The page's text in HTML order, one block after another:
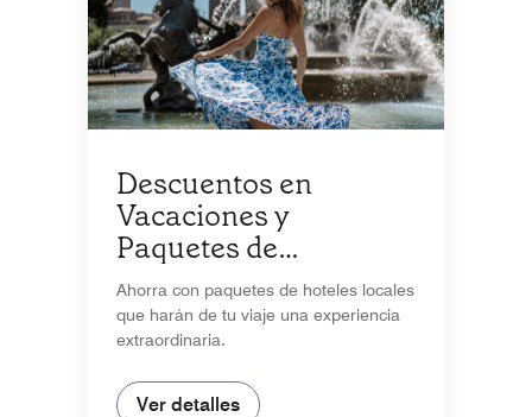
Descuentos en
Vacaciones y
Paquetes de
Temporada
Ahorra con paquetes de hoteles locales
que harán de tu viaje una experiencia
extraordinaria.
Ver detalles